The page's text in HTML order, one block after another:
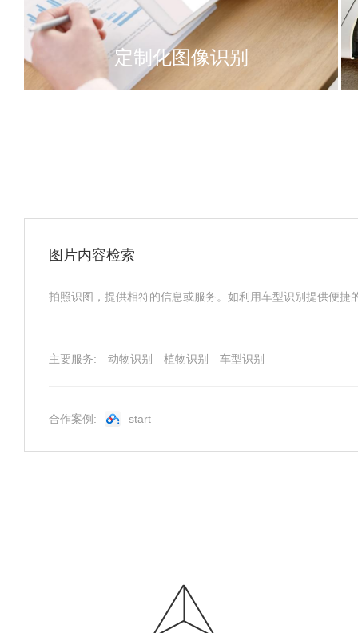
定制化图像识别
图片内容检索
拍照识图，提供相符的信息或服务。如利用车型识别提供便捷
主要服务: 动物识别 植物识别 车型识别
合作案例: start